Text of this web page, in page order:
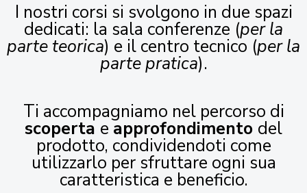
I nostri corsi si svolgono in due spazi
dedicati: la sala conferenze (per la
parte teorica) e il centro tecnico (per la
parte pratica).
Ti accompagniamo nel percorso di
scoperta e approfondimento del
prodotto, condividendoti come
utilizzarlo per sfruttare ogni sua
caratteristica e beneficio.